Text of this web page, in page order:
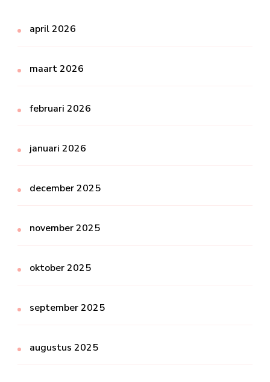
april 2026
maart 2026
februari 2026
januari 2026
december 2025
november 2025
oktober 2025
september 2025
augustus 2025